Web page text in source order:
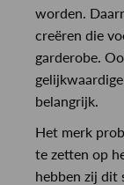
worden.
creëren die
garderobe.
belangrijk.
Het merk
te zetten op
hebben zij dit